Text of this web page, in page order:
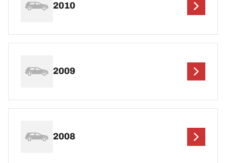
2010
2009
2008